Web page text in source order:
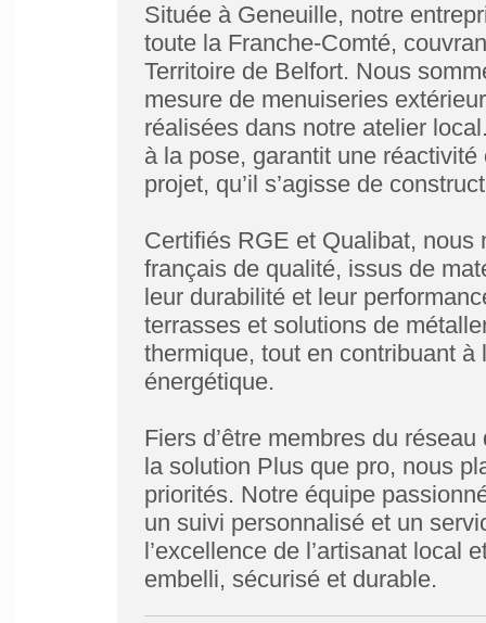
Située à Geneuille, notre
toute la Franche-Comté,
Territoire de Belfort. Nous
mesure de menuiseries
réalisées dans notre atelier
à la pose, garantit une
projet, qu’il s’agisse de
Certifiés RGE et Qualibat, nous
français de qualité, issus de
leur durabilité et leur
terrasses et solutions de
thermique, tout en contribuant
énergétique.
Fiers d’être membres du
la solution Plus que pro, nous
priorités. Notre équipe
un suivi personnalisé et un
l’excellence de l’artisanat local
embelli, sécurisé et durable.